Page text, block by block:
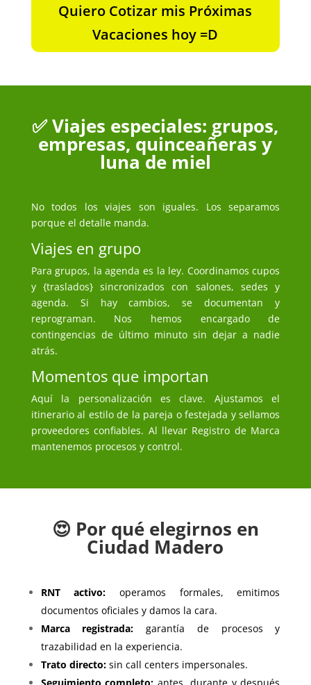
Quiero Cotizar mis Próximas
Vacaciones hoy =D
✅ Viajes especiales: grupos,
empresas, quinceañeras y
luna de miel
No todos los viajes son iguales. Los separamos
porque el detalle manda.
Viajes en grupo
Para grupos, la agenda es la ley. Coordinamos cupos
y {traslados} sincronizados con salones, sedes y
agenda. Si hay cambios, se documentan y
reprograman. Nos hemos encargado de
contingencias de último minuto sin dejar a nadie
atrás.
Momentos que importan
Aquí la personalización es clave. Ajustamos el
itinerario al estilo de la pareja o festejada y sellamos
proveedores confiables. Al llevar Registro de Marca
mantenemos procesos y control.
😍 Por qué elegirnos en
Ciudad Madero
RNT activo: operamos formales, emitimos
documentos oficiales y damos la cara.
Marca registrada: garantía de procesos y
trazabilidad en la experiencia.
Trato directo:sin call centers impersonales.
Seguimiento completo: antes, durante y después